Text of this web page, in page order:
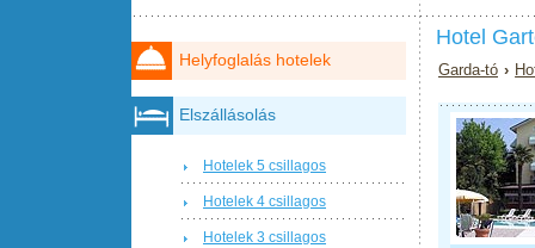
Hotel
Garda-tó ›
Helyfoglalás hotelek
Elszállásolás
Hotelek 5 csillagos
Hotelek 4 csillagos
Hotelek 3 csillagos